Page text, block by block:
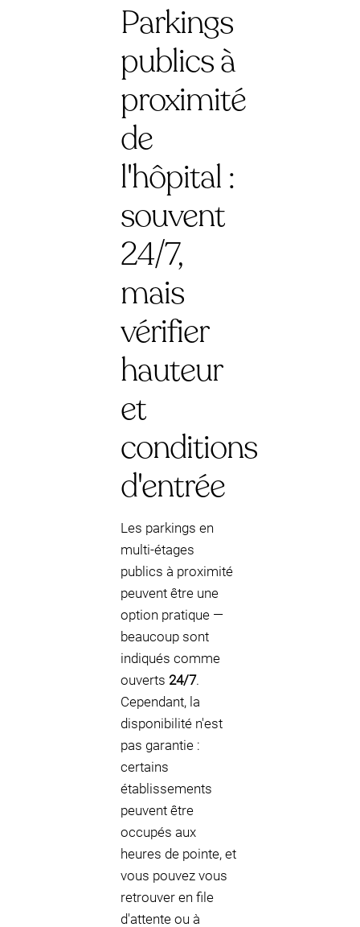
Parkings
publics à
proximité
de
l'hôpital :
souvent
24/7,
mais
vérifier
hauteur
et
conditions
d'entrée
Les parkings en
multi-étages
publics à proximité
peuvent être une
option pratique —
beaucoup sont
indiqués comme
ouverts 24/7.
Cependant, la
disponibilité n'est
pas garantie :
certains
établissements
peuvent être
occupés aux
heures de pointe, et
vous pouvez vous
retrouver en file
d'attente ou à